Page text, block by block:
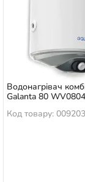
Водонагрівач
Galanta 80
Код товару: 009203